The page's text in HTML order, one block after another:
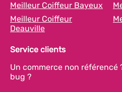
Meilleur Coiffeur Bayeux
Meilleur Coiffeur
Deauville
Service clients
Un commerce non référencé
bug ?